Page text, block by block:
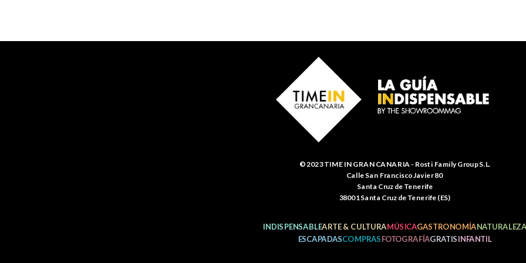
© 2023 TIME IN GRAN CANARIA - Rosti Family Group S.L.
Calle San Francisco Javier 80
Santa Cruz de Tenerife
38001 Santa Cruz de Tenerife (ES)
INDISPENSABLEARTE & CULTURAMÚSICAGASTRONOMÍANATURALEZA
ESCAPADASCOMPRASFOTOGRAFÍAGRATISINFANTIL